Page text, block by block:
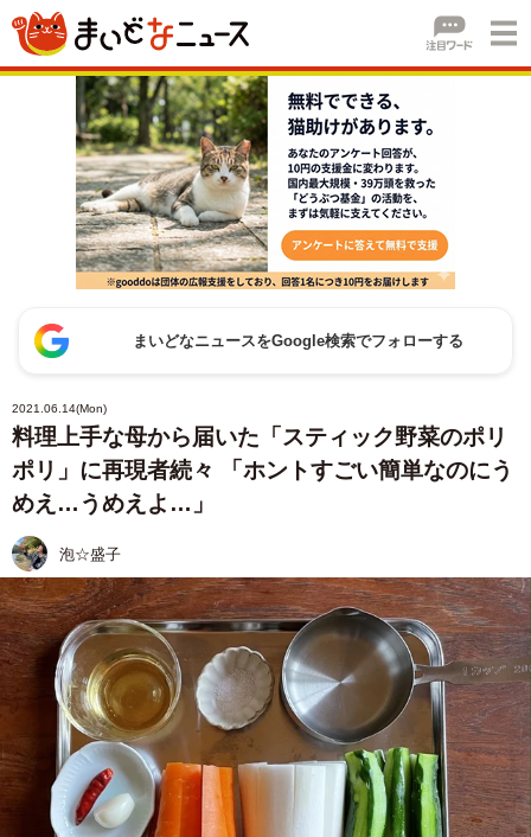
まいどなニュースをGoogle検索でフォローする
2021.06.14(Mon)
料理上手な母から届いた「スティック野菜のポリ
ポリ」に再現者続々 「ホントすごい簡単なのにう
めえ…うめえよ…」
泡☆盛子